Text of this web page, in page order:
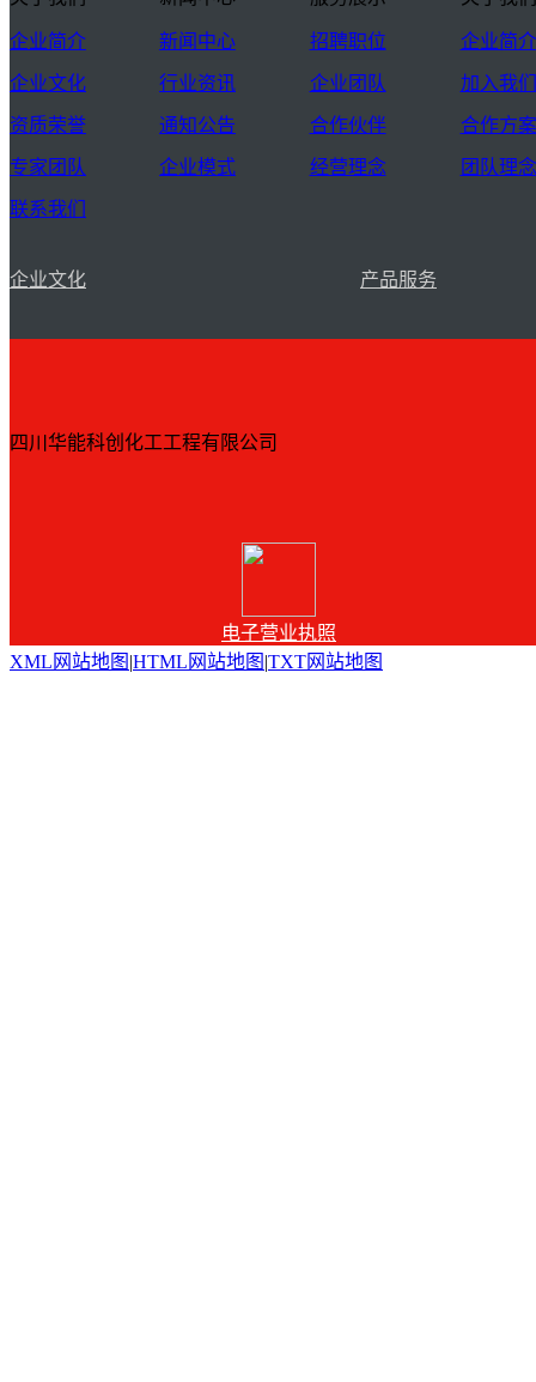
企业简介
企业文化
资质荣誉
专家团队
联系我们
新闻中心
行业资讯
通知公告
企业模式
招聘职位
企业团队
合作伙伴
经营理念
企业简介
加入我们
合作方案
团队理念
企业文化 产品服务
四川华能科创化工工程有限公司
电子营业执照
XML网站地图 |HTML网站地图 |TXT网站地图